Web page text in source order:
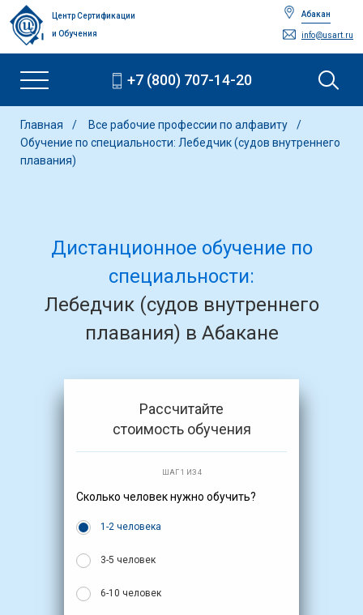
Центр Сертификации
и Обучения
Абакан
info@usart.ru
+7 (800) 707-14-20
Главная
Все рабочие профессии по алфавиту
Обучение по специальности: Лебедчик (судов внутреннего
плавания)
Дистанционное обучение по
специальности:
Лебедчик (судов внутреннего
плавания) в Абакане
Рассчитайте
стоимость обучения
ШАГ 1 ИЗ 4
Сколько человек нужно обучить?
1-2 человека
3-5 человек
6-10 человек